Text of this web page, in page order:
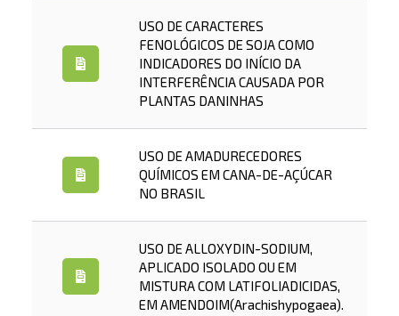
USO DE CARACTERES
FENOLÓGICOS DE SOJA COMO
INDICADORES DO INÍCIO DA
INTERFERÊNCIA CAUSADA POR
PLANTAS DANINHAS
USO DE AMADURECEDORES
QUÍMICOS EM CANA-DE-AÇÚCAR
NO BRASIL
USO DE ALLOXYDIN-SODIUM,
APLICADO ISOLADO OU EM
MISTURA COM LATIFOLIADICIDAS,
EM AMENDOIM(Arachishypogaea).